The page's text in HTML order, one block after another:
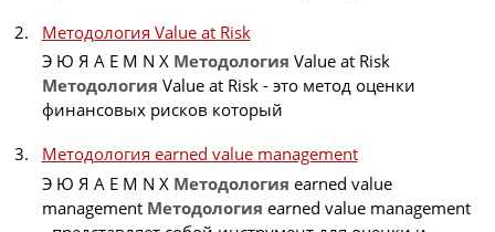
Методология Value at Risk
Э Ю Я A E M N X Методология Value at Risk
Методология Value at Risk - это метод оценки
финансовых рисков который
Методология earned value management
Э Ю Я A E M N X Методология earned value
management Методология earned value management